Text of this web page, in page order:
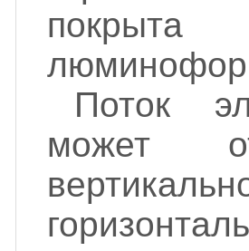
покрыта
Поток
может